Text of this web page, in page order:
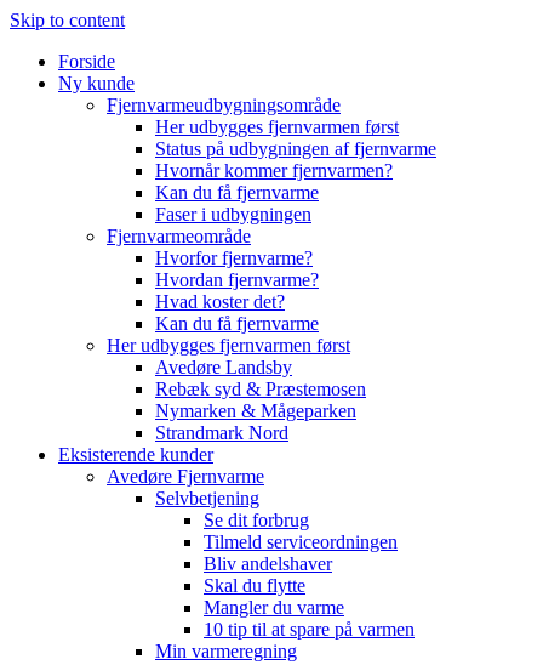
Skip to content
Forside
Ny kunde
Fjernvarmeudbygningsområde
Her udbygges fjernvarmen først
Status på udbygningen af fjernvarme
Hvornår kommer fjernvarmen?
Kan du få fjernvarme
Faser i udbygningen
Fjernvarmeområde
Hvorfor fjernvarme?
Hvordan fjernvarme?
Hvad koster det?
Kan du få fjernvarme
Her udbygges fjernvarmen først
Avedøre Landsby
Rebæk syd & Præstemosen
Nymarken & Mågeparken
Strandmark Nord
Eksisterende kunder
Avedøre Fjernvarme
Selvbetjening
Se dit forbrug
Tilmeld serviceordningen
Bliv andelshaver
Skal du flytte
Mangler du varme
10 tip til at spare på varmen
Min varmeregning